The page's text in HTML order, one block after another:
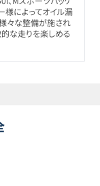
様によってオイル漏
々な整備が施され
な走りを楽しめる